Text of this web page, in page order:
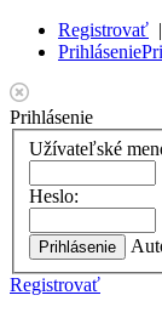
Registrovať |
Prihlásenie
Prihlásenie
Užívateľské
Heslo:
Registrovať